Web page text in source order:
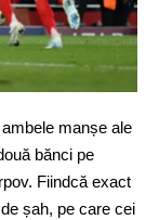
manșe ale
bănci pe
Fiindcă exact
șah, pe care cei